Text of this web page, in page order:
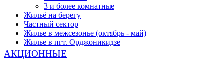
3 и более комнатные
Жильё на берегу
Частный сектор
Жилье в межсезонье (октябрь - май)
Жилье в пгт. Орджоникидзе
АКЦИОННЫЕ